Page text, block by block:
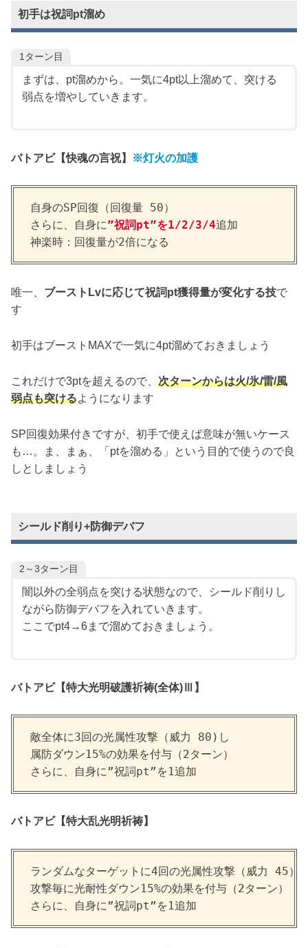
初手は祝詞pt溜め
1ターン目
まずは、pt溜めから。一気に4pt以上溜めて、突ける
弱点を増やしていきます。
バトアビ【快魂の言祝】 ※灯火の加護
自身のSP回復（回復量 50）
さらに、自身に”祝詞pt”を1/2/3/4追加
神楽時：回復量が2倍になる
唯一、 ブーストLvに応じて祝詞pt獲得量が変化する技で
す
初手はブーストMAXで一気に4pt溜めておきましょう
これだけで3ptを超えるので、 次ターンからは火/氷/雷/風
弱点も突けるようになります
SP回復効果付きですが、初手で使えば意味が無いケース
も…。ま、まぁ、「ptを溜める」という目的で使うので良
しとしましょう
シールド削り+防御デバフ
2～3ターン目
闇以外の全弱点を突ける状態なので、シールド削りし
ながら防御デバフを入れていきます。
ここでpt4→6まで溜めておきましょう。
バトアビ【特大光明破護祈祷(全体)Ⅲ 】
敵全体に3回の光属性攻撃（威力 80)し
属防ダウン15%の効果を付与（2ターン）
さらに、自身に”祝詞pt”を1追加
バトアビ【特大乱光明祈祷】
ランダムなターゲットに4回の光属性攻撃（威力 45）
攻撃毎に光耐性ダウン15%の効果を付与（2ターン）
さらに、自身に”祝詞pt”を1追加